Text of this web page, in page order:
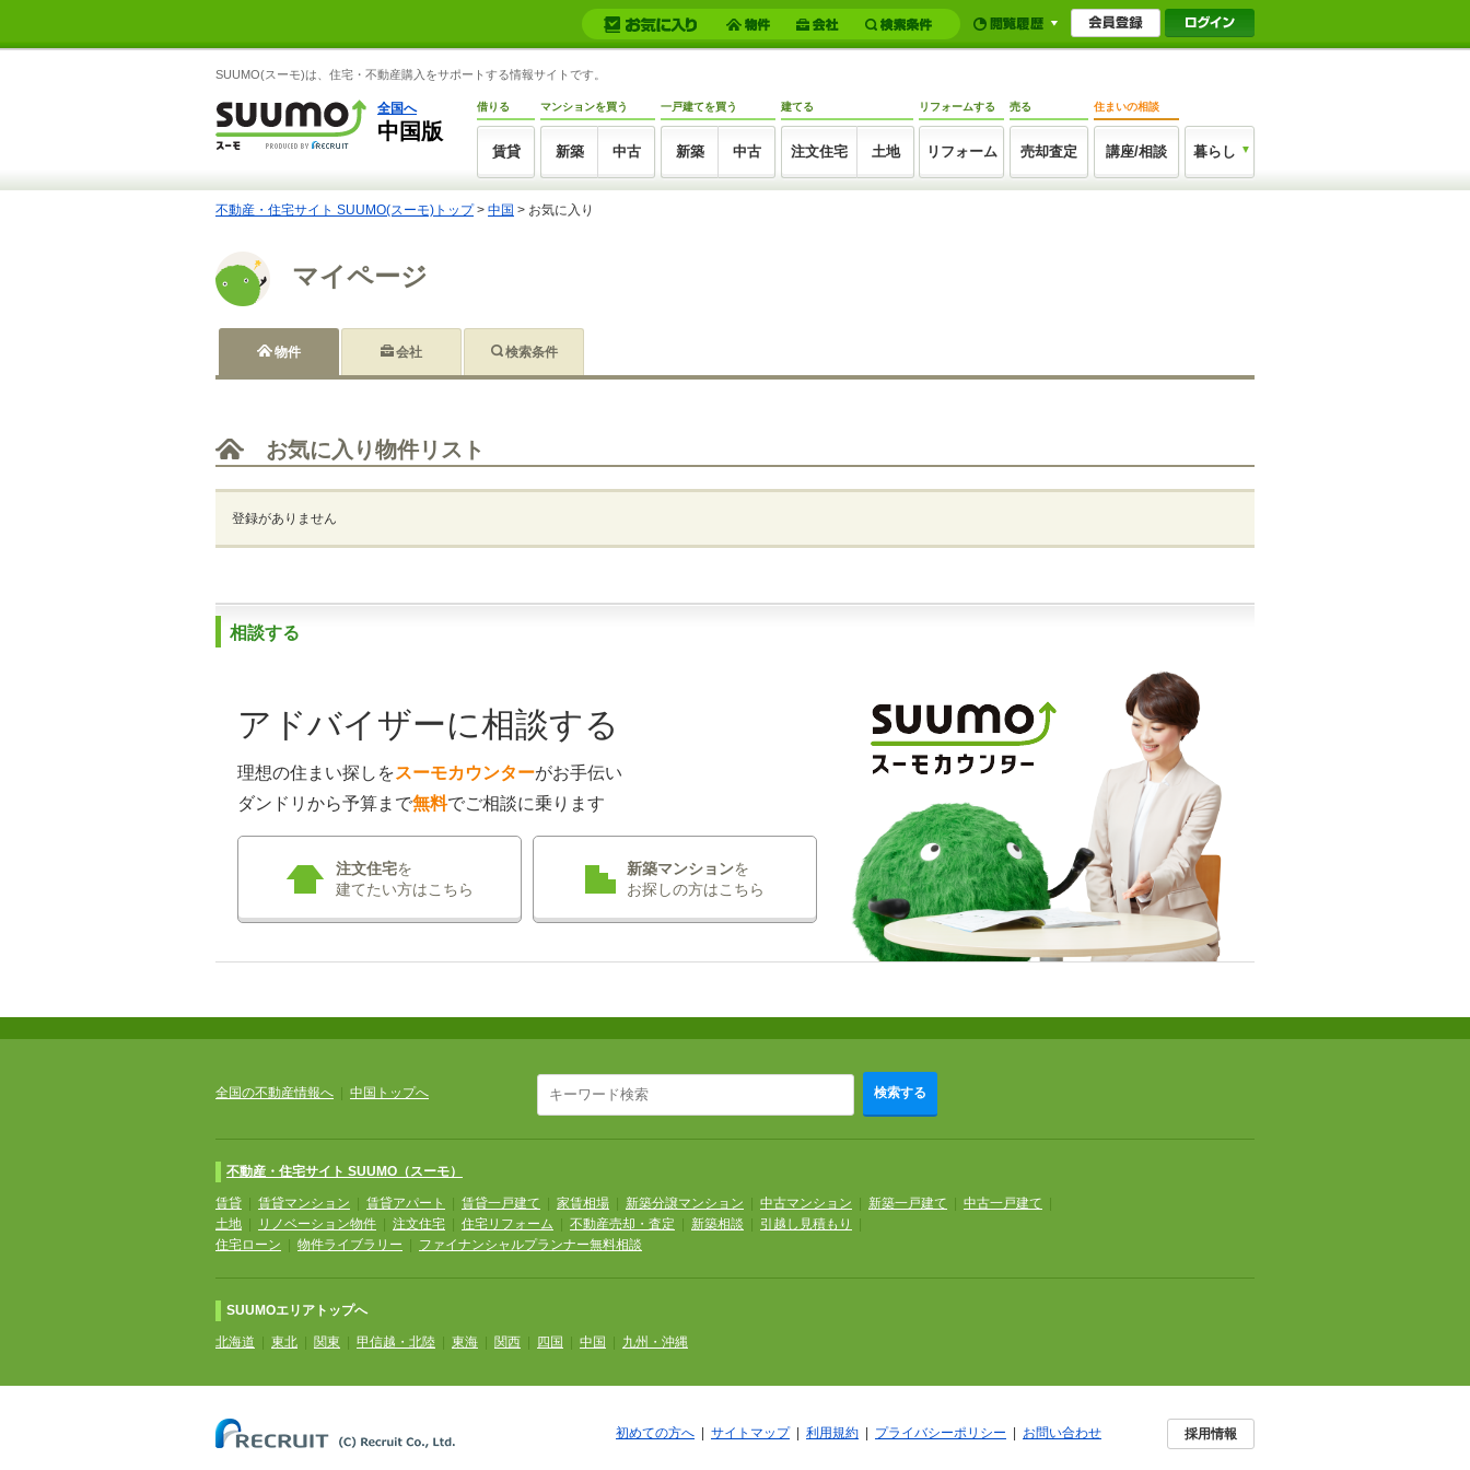
SUUMO(スーモ)は、住宅・不動産購入をサポートする情報サイトです。
全国へ
中国版
借りる
賃貸
マンションを買う
新築 中古
一戸建てを買う
新築 中古
建てる
注文住宅 土地
リフォームする
リフォーム
売る
売却査定
住まいの相談
講座/相談 暮らし
不動産・住宅サイト SUUMO(スーモ)トップ> 中国 > お気に入り
マイページ
物件 会社 検索条件
お気に入り物件リスト
登録がありません
相談する
アドバイザーに相談する
理想の住まい探しをスーモカウンターがお手伝い
ダンドリから予算まで無料でご相談に乗ります
注文住宅を
建てたい方はこちら
新築マンションを
お探しの方はこちら
全国の不動産情報へ 中国トップへ 検索する
不動産・住宅サイト SUUMO（スーモ）
賃貸 賃貸マンション 賃貸アパート 賃貸一戸建て 家賃相場 新築分譲マンション 中古マンション 新築一戸建て 中古一戸建て
土地
リノベーション物件 注文住宅 住宅リフォーム 不動産売却・査定 新築相談 引越し見積もり
住宅ローン
物件ライブラリー ファイナンシャルプランナー無料相談
SUUMOエリアトップへ
北海道 東北 関東 甲信越・北陸 東海 関西 四国 中国 九州・沖縄
初めての方へ サイトマップ| 利用規約 プライバシーポリシー お問い合わせ 採用情報